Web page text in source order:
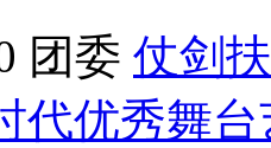
团委 仗剑
代优秀舞